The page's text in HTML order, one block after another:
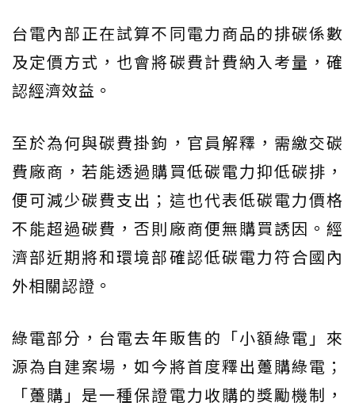
台電內部正在試算不同電力商品的排碳係數
及定價方式，也會將碳費計費納入考量，確
認經濟效益。
至於為何與碳費掛鉤，官員解釋，需繳交碳
費廠商，若能透過購買低碳電力抑低碳排，
便可減少碳費支出；這也代表低碳電力價格
不能超過碳費，否則廠商便無購買誘因。經
濟部近期將和環境部確認低碳電力符合國內
外相關認證。
綠電部分，台電去年販售的「小額綠電」來
源為自建案場，如今將首度釋出躉購綠電；
「躉購」是一種保證電力收購的獎勵機制，